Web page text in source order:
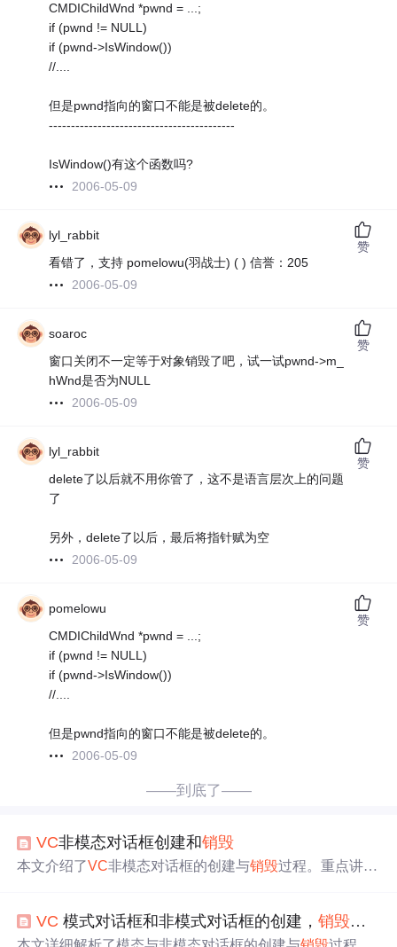
CMDIChildWnd *pwnd = ...;
if (pwnd != NULL)
if (pwnd->IsWindow())
//....
但是pwnd指向的窗口不能是被delete的。
------------------------------------------
IsWindow()有这个函数吗?
2006-05-09
lyl_rabbit
看错了，支持 pomelowu(羽战士) ( ) 信誉：205
2006-05-09
赞
soaroc
窗口关闭不一定等于对象销毁了吧，试一试pwnd->m_
hWnd是否为NULL
2006-05-09
赞
lyl_rabbit
delete了以后就不用你管了，这不是语言层次上的问题
了
另外，delete了以后，最后将指针赋为空
2006-05-09
赞
pomelowu
CMDIChildWnd *pwnd = ...;
if (pwnd != NULL)
if (pwnd->IsWindow())
//....
但是pwnd指向的窗口不能是被delete的。
2006-05-09
赞
——到底了——
VC非模态对话框创建和销毁
本文介绍了VC非模态对话框的创建与销毁过程。重点讲述
VC 模式对话框和非模式对话框的创建，销毁和区